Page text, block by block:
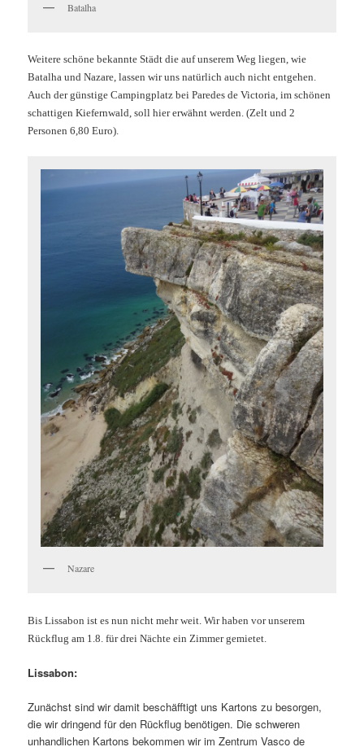
Batalha
Weitere schöne bekannte Städt die auf unserem Weg liegen, wie
Batalha und Nazare, lassen wir uns natürlich auch nicht entgehen.
Auch der günstige Campingplatz bei Paredes de Victoria, im schönen
schattigen Kiefernwald, soll hier erwähnt werden. (Zelt und 2
Personen 6,80 Euro).
Nazare
Bis Lissabon ist es nun nicht mehr weit. Wir haben vor unserem
Rückflug am 1.8. für drei Nächte ein Zimmer gemietet.
Lissabon:
Zunächst sind wir damit beschäfftigt uns Kartons zu besorgen,
die wir dringend für den Rückflug benötigen. Die schweren
unhandlichen Kartons bekommen wir im Zentrum Vasco de